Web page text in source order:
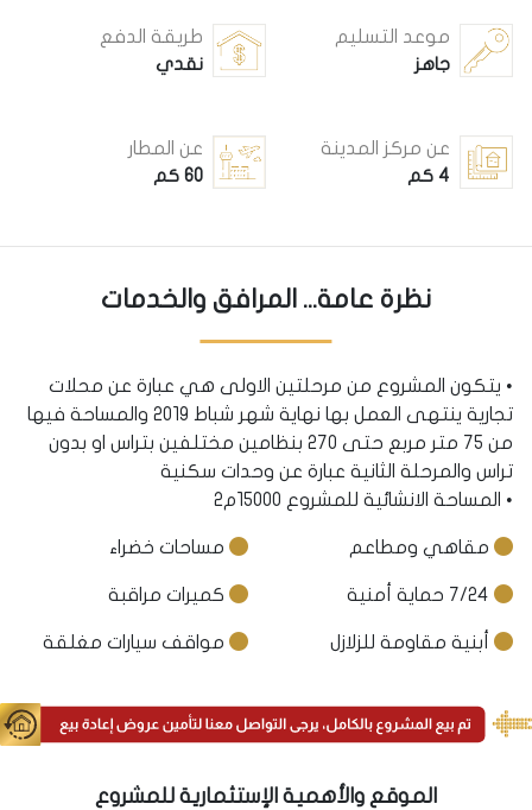
موعد التسليم
جاهز
طريقة الدفع
نقدي
عن مركز المدينة
4 كم
عن المطار
60 كم
نظرة عامة... المرافق والخدمات
• يتكون المشروع من مرحلتين الاولى هي عبارة عن محلات
تجارية ينتهى العمل بها نهاية شهر شباط 2019 والمساحة فيها
من 75 متر مربع حتى 270 بنظامين مختلفين بتراس او بدون
تراس والمرحلة الثانية عبارة عن وحدات سكنية
• المساحة الانشائية للمشروع 15000م2
مقاهي ومطاعم مساحات خضراء
كميرات مراقبة
أبنية مقاومة للزلازل مواقف سيارات مغلقة
الموقع والأهمية الإستثمارية للمشروع